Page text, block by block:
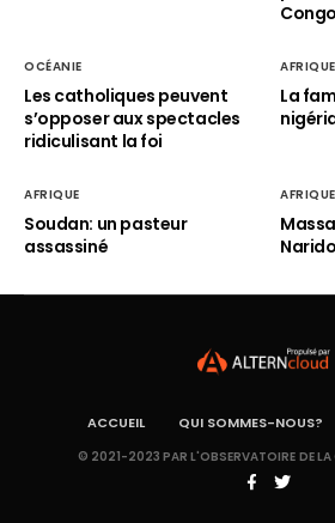
Congo
OCÉANIE
Les catholiques peuvent
s’opposer aux spectacles
ridiculisant la foi
AFRIQUE
La
AFRIQUE
Soudan: un pasteur
assassiné
AFRIQUE
ACCUEIL QUI SOMMES-NOUS?
© 2021-2023 PAR L'OBSERVATOIRE DE